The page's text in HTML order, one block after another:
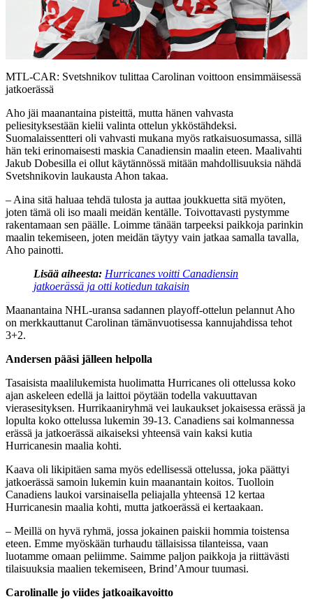
Play
Video
MTL-CAR: Svetshnikov tulittaa Carolinan voittoon ensimmäisessä
jatkoerässä
Aho jäi maanantaina pisteittä, mutta hänen vahvasta
peliesityksestään kielii valinta ottelun ykköstähdeksi.
Suomalaissentteri oli vahvasti mukana myös ratkaisuosumassa, sillä
hän teki erinomaisesti maskia Canadiensin maalin eteen. Maalivahti
Jakub Dobesilla ei ollut käytännössä mitään mahdollisuuksia nähdä
Svetshnikovin laukausta Ahon takaa.
– Aina sitä haluaa tehdä tulosta ja auttaa joukkuetta sitä myöten,
joten tämä oli iso maali meidän kentälle. Toivottavasti pystymme
rakentamaan sen päälle. Loimme tänään tarpeeksi paikkoja parinkin
maalin tekemiseen, joten meidän täytyy vain jatkaa samalla tavalla,
Aho painotti.
Lisää aiheesta: Hurricanes voitti Canadiensin
jatkoerässä ja otti kotiedun takaisin
Maanantaina NHL-uransa sadannen playoff-ottelun pelannut Aho
on merkkauttanut Carolinan tämänvuotisessa kannujahdissa tehot
3+2.
Andersen pääsi jälleen helpolla
Tasaisista maalilukemista huolimatta Hurricanes oli ottelussa koko
ajan askeleen edellä ja laittoi pöytään todella vakuuttavan
vierasesityksen. Hurrikaaniryhmä vei laukaukset jokaisessa erässä ja
lopulta koko ottelussa lukemin 39-13. Canadiens sai kolmannessa
erässä ja jatkoerässä aikaiseksi yhteensä vain kaksi kutia
Hurricanesin maalia kohti.
Kaava oli likipitäen sama myös edellisessä ottelussa, joka päättyi
jatkoerässä samoin lukemin kuin maanantain koitos. Tuolloin
Canadiens laukoi varsinaisella peliajalla yhteensä 12 kertaa
Hurricanesin maalia kohti, mutta jatkoerässä ei kertaakaan.
– Meillä on hyvä ryhmä, jossa jokainen paiskii hommia toistensa
eteen. Emme myöskään turhaudu tällaisissa tilanteissa, vaan
luotamme omaan peliimme. Saimme paljon paikkoja ja riittävästi
tilaisuuksia maalien tekemiseen, Brind’Amour tuumasi.
Carolinalle jo viides jatkoaikavoitto